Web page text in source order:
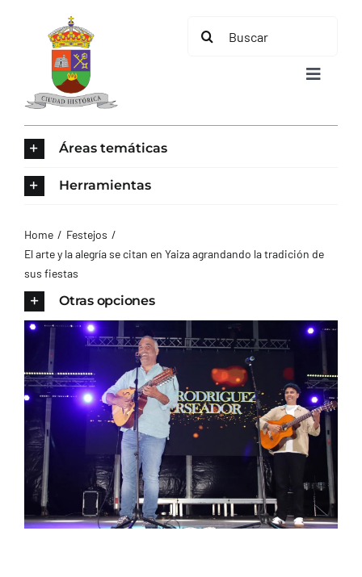
contenido
Buscar:
Toggle
AYUNTAMIENTO
TURISMO
CONTACTO
Áreas temáticas
Herramientas
Home
Festejos
El arte y la alegría se citan en Yaiza agrandando la tradición de
sus fiestas
Otras opciones